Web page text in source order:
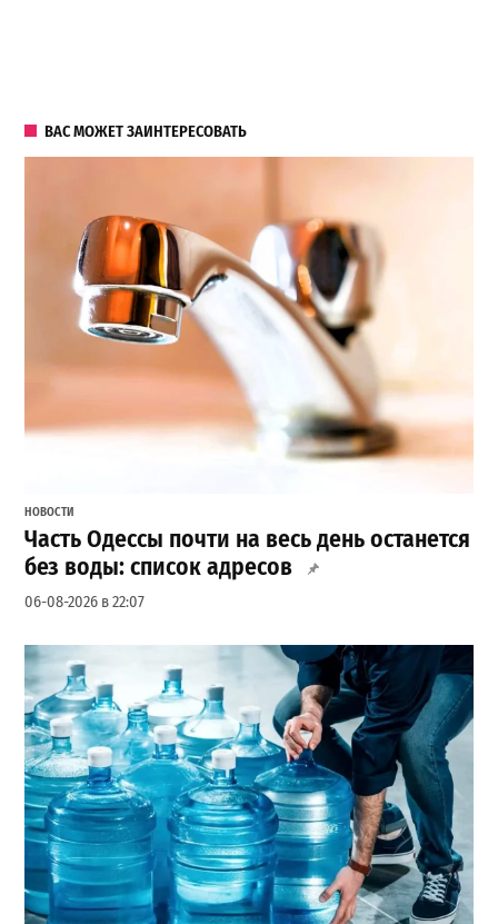
ВАС МОЖЕТ ЗАИНТЕРЕСОВАТЬ
НОВОСТИ
Часть Одессы почти на весь день останется
без воды: список адресов
06-08-2026 в 22:07